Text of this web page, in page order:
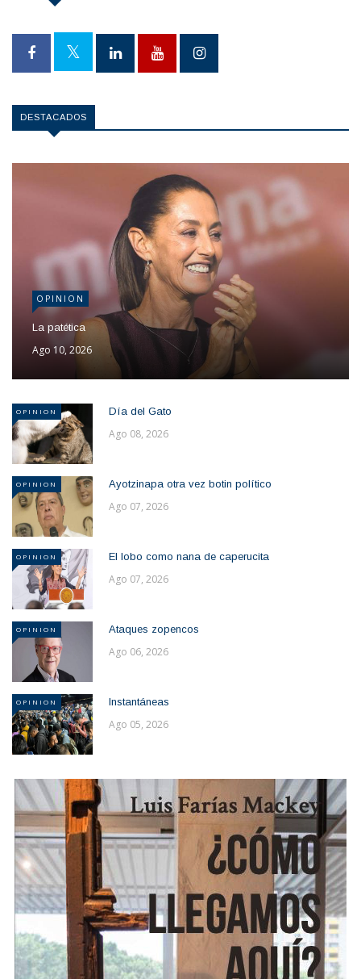
DESTACADOS
OPINION
La patética
Ago 10, 2026
OPINION Día del Gato
Ago 08, 2026
OPINION Ayotzinapa otra vez botin político
Ago 07, 2026
OPINION El lobo como nana de caperucita
Ago 07, 2026
OPINION Ataques zopencos
Ago 06, 2026
OPINION Instantáneas
Ago 05, 2026